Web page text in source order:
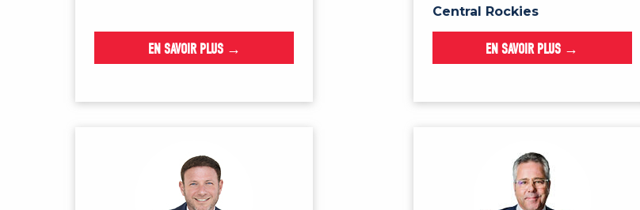
EN SAVOIR PLUS →
Central Rockies
EN SAVOIR PLUS →